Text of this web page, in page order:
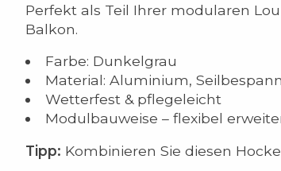
Perfekt als Teil Ihrer modularen
Balkon.
Farbe: Dunkelgrau
Material: Aluminium,
Wetterfest & pflegeleicht
Modulbauweise – flexibel
Tipp: Kombinieren Sie diesen